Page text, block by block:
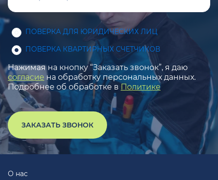
ПОВЕРКА ДЛЯ ЮРИДИЧЕСКИХ ЛИЦ
ПОВЕРКА КВАРТИРНЫХ СЧЕТЧИКОВ
Нажимая на кнопку “Заказать звонок”, я даю
согласие на обработку персональных данных.
Подробнее об обработке в Политике
ЗАКАЗАТЬ ЗВОНОК
О нас